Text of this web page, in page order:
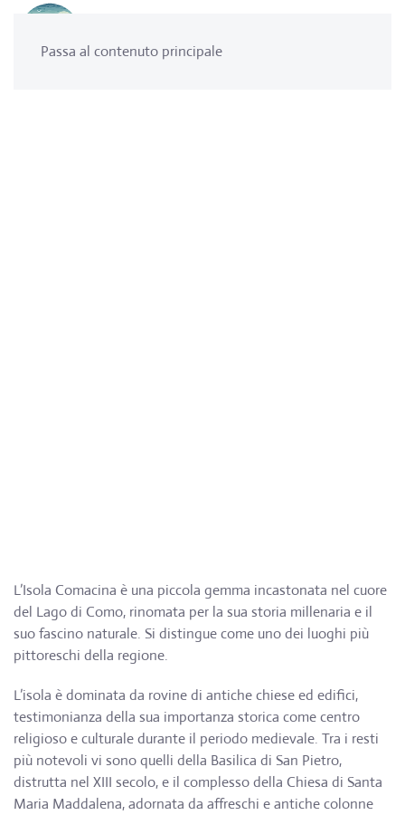
Passa al contenuto principale
L’Isola Comacina è una piccola gemma incastonata nel cuore
del Lago di Como, rinomata per la sua storia millenaria e il
suo fascino naturale. Si distingue come uno dei luoghi più
pittoreschi della regione.
L’isola è dominata da rovine di antiche chiese ed edifici,
testimonianza della sua importanza storica come centro
religioso e culturale durante il periodo medievale. Tra i resti
più notevoli vi sono quelli della Basilica di San Pietro,
distrutta nel XIII secolo, e il complesso della Chiesa di Santa
Maria Maddalena, adornata da affreschi e antiche colonne